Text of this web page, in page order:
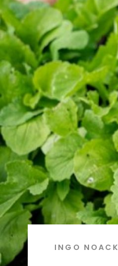
INGO NOACK